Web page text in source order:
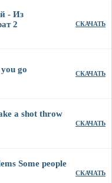
- Из
2
СКАЧАТЬ
go СКАЧАТЬ
a shot throw
СКАЧАТЬ
Some people
СКАЧАТЬ